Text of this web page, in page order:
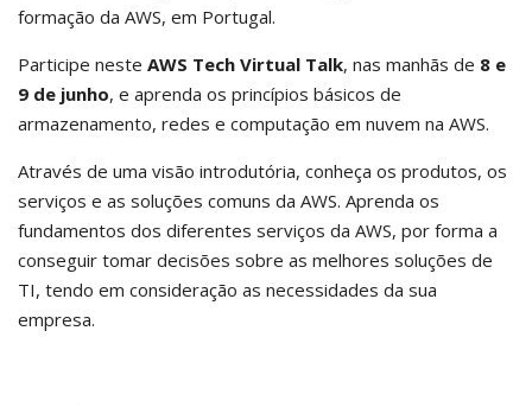
formação da AWS, em Portugal.
Participe neste AWS Tech Virtual Talk, nas manhãs de 8 e
9 de junho, e aprenda os princípios básicos de
armazenamento, redes e computação em nuvem na AWS.
Através de uma visão introdutória, conheça os produtos, os
serviços e as soluções comuns da AWS. Aprenda os
fundamentos dos diferentes serviços da AWS, por forma a
conseguir tomar decisões sobre as melhores soluções de
TI, tendo em consideração as necessidades da sua
empresa.